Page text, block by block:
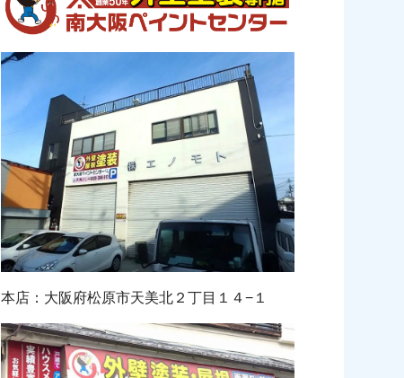
本店：大阪府松原市天美北２丁目１４−１